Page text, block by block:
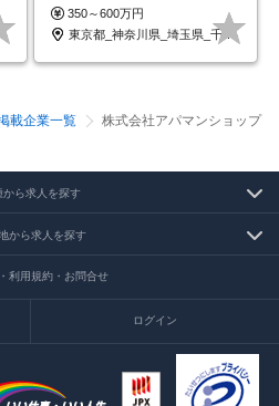
/p13
350～600万円
東京都_神奈川県_埼玉県_千葉県_大阪府…
載企業一覧
株式会社アパマンショップ
から求人を探す
から求人を探す
利用規約・お問合せ
ログイン